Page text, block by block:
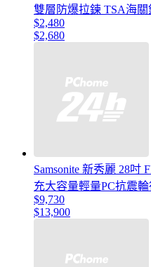
雙層防爆拉鍊 TSA海關
$2,480
$2,680
Samsonite 新秀麗 28吋
充大容量輕量PC抗震
$9,730
$13,900